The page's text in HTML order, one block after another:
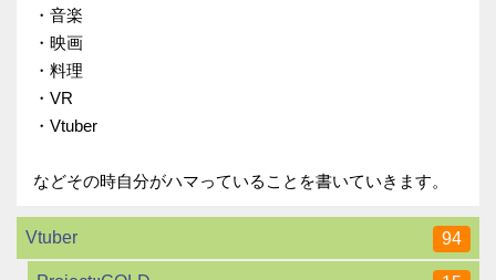
・音楽
・映画
・料理
・VR
・Vtuber
などその時自分がハマっていることを書いていきます。
Vtuber 94